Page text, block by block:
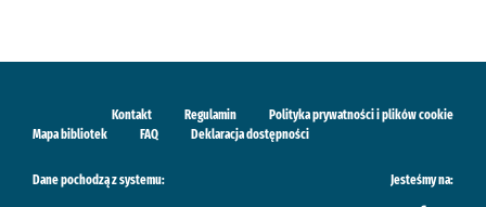
Kontakt Regulamin
Polityka prywatności i plików cookie
Mapa bibliotek
FAQ Deklaracja dostępności
Dane pochodzą z systemu: Jesteśmy na: